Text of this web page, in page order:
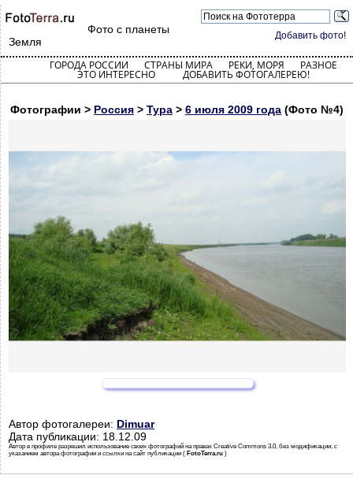
Добавить фото!
Фото с планеты
Земля
ГОРОДА РОССИИ СТРАНЫ МИРА РЕКИ, МОРЯ РАЗНОЕ
ЭТО ИНТЕРЕСНО ДОБАВИТЬ ФОТОГАЛЕРЕЮ!
Фотографии > Россия > Тура > 6 июля 2009 года (Фото №4)
Автор фотогалереи: Dimuar
Дата публикации: 18.12.09
Автор в профиле разрешил использование своих фотографий на правах Creative Commons 3.0, без модификации, с
указанием автора фотографии и ссылки на сайт публикации ( FotoTerra.ru )